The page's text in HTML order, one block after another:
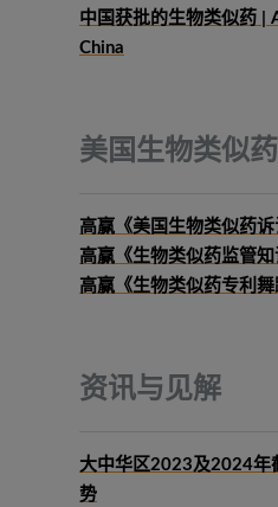
中国获批的生物类似药
China
美国生物类似
高赢《美国生物类似药诉
高赢《生物类似药监管知
高赢《生物类似药专利舞
资讯与见解
大中华区2023及2024年
势